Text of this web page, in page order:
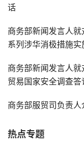
话
商务部新闻发言人
系列涉华消极措施
商务部新闻发言人
贸易国家安全调查答
商务部服贸司负责
热点专题